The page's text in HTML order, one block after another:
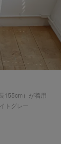
155cm）が着用
トグレー